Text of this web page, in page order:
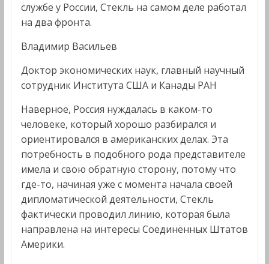
службе у России, Стекль на самом деле работал
на два фронта.
Владимир Васильев
Доктор экономических наук, главный научный
сотрудник Института США и Канады РАН
Наверное, Россия нуждалась в каком-то
человеке, который хорошо разбирался и
ориентировался в американских делах. Эта
потребность в подобного рода представителе
имела и свою обратную сторону, потому что
где-то, начиная уже с момента начала своей
дипломатической деятельности, Стекль
фактически проводил линию, которая была
направлена на интересы Соединённых Штатов
Америки.